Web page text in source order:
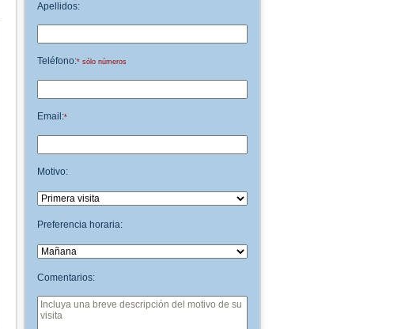
Apellidos:
Teléfono:* sólo números
Email:*
Motivo:
Preferencia horaria:
Comentarios: